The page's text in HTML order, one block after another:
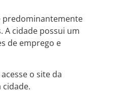
predominantemente
A cidade possui um
de emprego e
o site da